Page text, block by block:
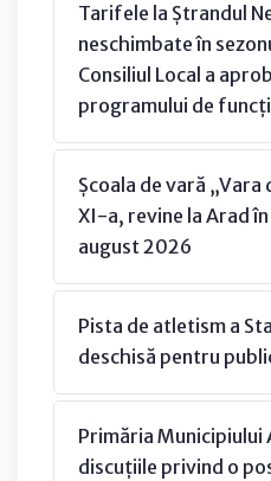
Tarifele la Ștrandul
neschimbate în
Consiliul Local a
programului de
Școala de vară „Vara
XI-a, revine la Arad
august 2026
Pista de atletism a
deschisă pentru
Primăria Municipiului
discuțiile privind o